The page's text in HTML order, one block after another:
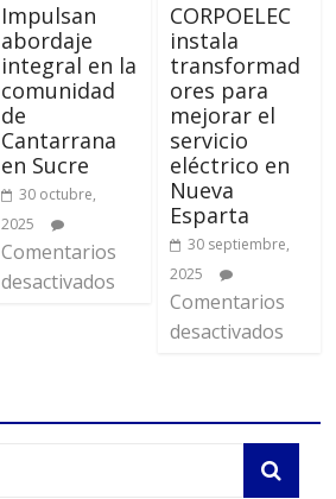
Impulsan
abordaje
integral en la
comunidad
de
Cantarrana
en Sucre
30 octubre,
2025
Comentarios
desactivados
CORPOELEC
instala
transformad
ores para
mejorar el
servicio
eléctrico en
Nueva
Esparta
30 septiembre,
2025
Comentarios
desactivados